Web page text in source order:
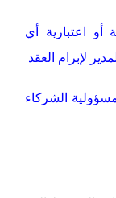
اعتبارية أي
لإبرام العقد
الشركاء